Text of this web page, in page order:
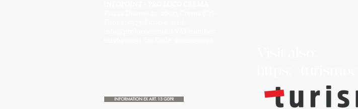
INFORMATION EX ART. 13 GDPR